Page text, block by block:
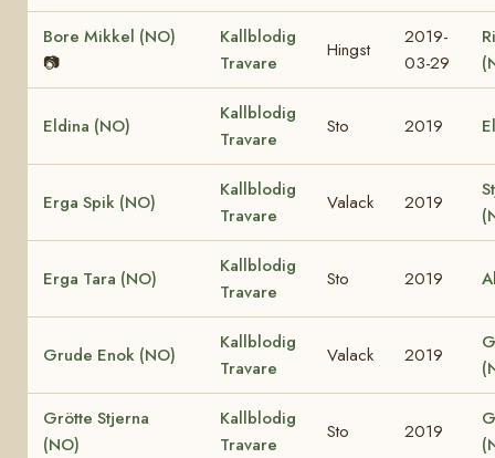
Bore Mikkel (NO)
📷
Kallblodig
Travare
Hingst
2019-
03-29
Eldina (NO)
Kallblodig
Travare
Sto 2019
Erga Spik (NO)
Kallblodig
Travare
Valack 2019
Erga Tara (NO)
Kallblodig
Travare
Sto 2019
Grude Enok (NO)
Kallblodig
Travare
Valack 2019
Grötte Stjerna
(NO)
Kallblodig
Travare
Sto 2019